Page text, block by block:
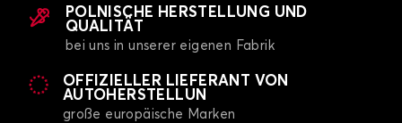
POLNISCHE HERSTELLUNG UND
QUALITÄT
bei uns in unserer eigenen Fabrik
OFFIZIELLER LIEFERANT VON
AUTOHERSTELLUN
große europäische Marken